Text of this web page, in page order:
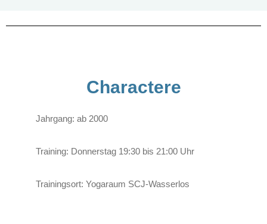
Charactere
Jahrgang: ab 2000
Training: Donnerstag 19:30 bis 21:00 Uhr
Trainingsort: Yogaraum SCJ-Wasserlos